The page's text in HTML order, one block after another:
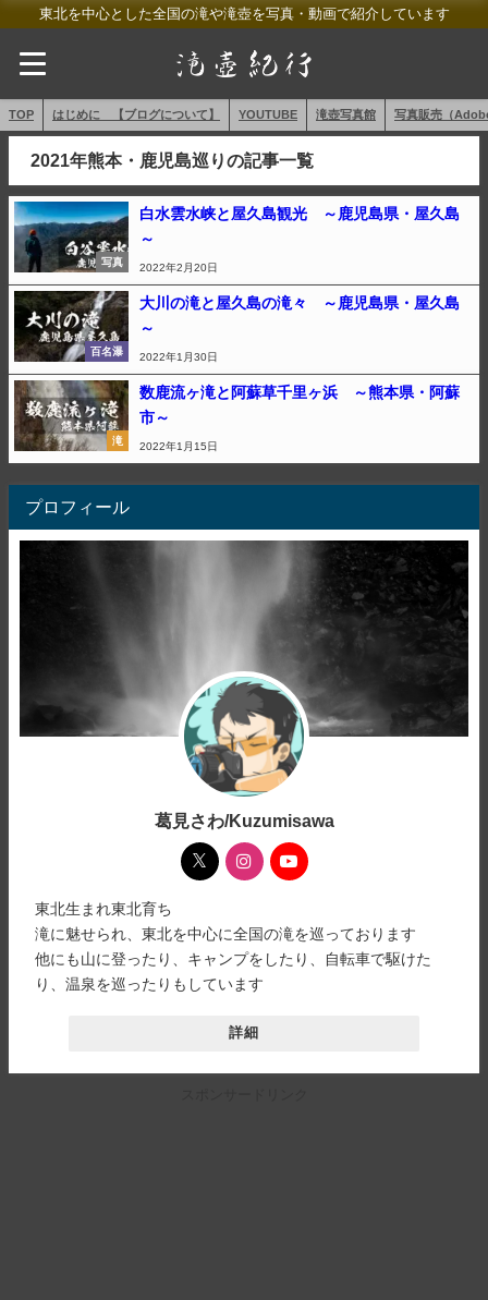
東北を中心とした全国の滝や滝壺を写真・動画で紹介しています
TOP はじめに 【ブログについて】 YOUTUBE 滝壺写真館 写真販売（
2021年熊本・鹿児島巡りの記事一覧
写真
白水雲水峡と屋久島観光 ～鹿児島県・屋久島
～
2022年2月20日
百名瀑
大川の滝と屋久島の滝々 ～鹿児島県・屋久島
～
2022年1月30日
滝
数鹿流ヶ滝と阿蘇草千里ヶ浜 ～熊本県・阿蘇
市～
2022年1月15日
プロフィール
葛見さわ/Kuzumisawa
東北生まれ東北育ち
滝に魅せられ、東北を中心に全国の滝を巡っております
他にも山に登ったり、キャンプをしたり、自転車で駆けた
り、温泉を巡ったりもしています
詳細